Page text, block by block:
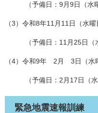
（予備日：9月9日（水曜
（3）令和8年11月11日（水
（予備日：11月25日（水
（4）令和9年 2月 3日（水
（予備日：2月17日（水
緊急地震速報訓練